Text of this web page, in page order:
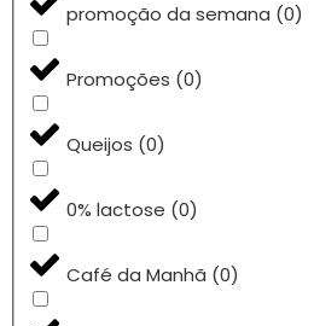
promoção da semana (0)
Promoções (0)
Queijos (0)
0% lactose (0)
Café da Manhã (0)